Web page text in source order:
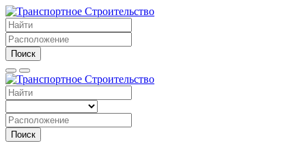
Поиск
Поиск